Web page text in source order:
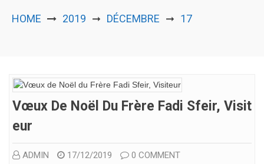
HOME 2019 ➞ DÉCEMBRE ➞ 17
Vœux De Noël Du Frère Fadi Sfeir, Visit
Eur
ADMIN 17/12/2019 0 COMMENT